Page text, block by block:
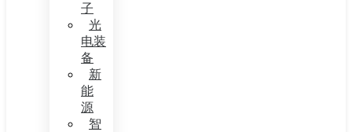
子
光
电装
备
新
能
源
智